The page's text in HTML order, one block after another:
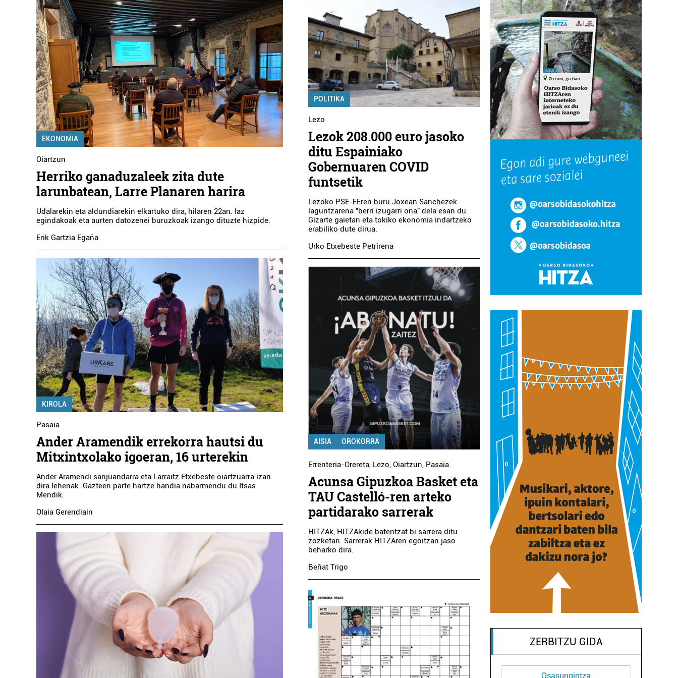
EKONOMIA
Oiartzun
Herriko ganaduzaleek zita dute
larunbatean, Larre Planaren harira
Udalarekin eta aldundiarekin elkartuko dira, hilaren 22an. Iaz
egindakoak eta aurten datozenei buruzkoak izango dituzte hizpide.
Erik Gartzia Egaña
KIROLA
Pasaia
Ander Aramendik errekorra hautsi du
Mitxintxolako igoeran, 16 urterekin
Ander Aramendi sanjuandarra eta Larraitz Etxebeste oiartzuarra izan
dira lehenak. Gazteen parte hartze handia nabarmendu du Itsas
Mendik.
Olaia Gerendiain
POLITIKA
Lezo
Lezok 208.000 euro jasoko
ditu Espainiako
Gobernuaren COVID
funtsetik
Lezoko PSE-EEren buru Joxean Sanchezek
laguntzarena "berri izugarri ona" dela esan du.
Gizarte gaietan eta tokiko ekonomia indartzeko
erabiliko dute dirua.
Urko Etxebeste Petrirena
AISIA OROKORRA
Errenteria-Orereta, Lezo,Oiartzun, Pasaia
Acunsa Gipuzkoa Basket eta
TAU Castelló-ren arteko
partidarako sarrerak
HITZAk, HITZAkide batentzat bi sarrera ditu
zozketan. Sarrerak HITZAren egoitzan jaso
beharko dira.
Beñat Trigo
ZERBITZU GIDA
Osasungintza Osasungintza Ostalaritza